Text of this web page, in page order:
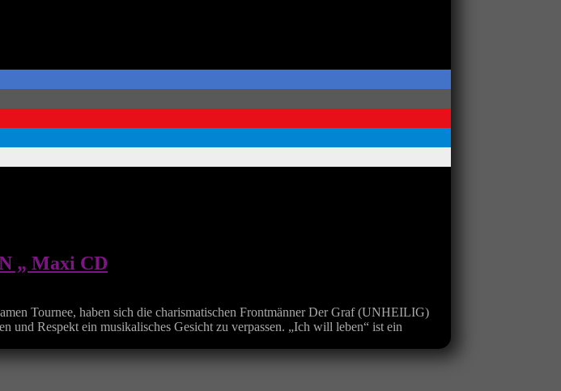
„ Maxi CD
Tournee, haben sich die charismatischen Frontmänner Der Graf (UNHEILIG)
Respekt ein musikalisches Gesicht zu verpassen. „Ich will leben“ ist ein